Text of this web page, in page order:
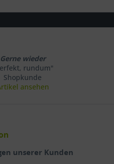
Gerne wieder
rundum"
Shopkunde
ansehen
unserer Kunden